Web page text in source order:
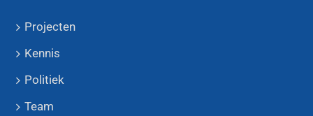
Projecten
Kennis
Politiek
Team